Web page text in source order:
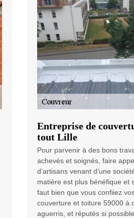
Entreprise de
tout Lille
Pour parvenir à des bons
achevés et soignés, faire
d’artisans venant d’une
matière est plus bénéfique et
faut bien que vous confiiez
couverture et toiture 59000 à
aguerris, et réputés si